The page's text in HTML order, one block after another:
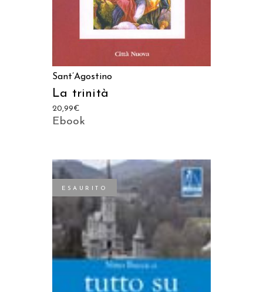
Sant’Agostino
La trinità
20,99€
Ebook
ESAURITO
LEGGI TUTTO